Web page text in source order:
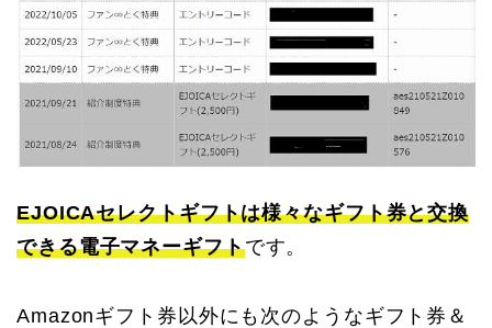
EJOICAセレクトギフトは様々なギフト券と交換
できる電子マネーギフトです。
Amazonギフト券以外にも次のようなギフト券＆